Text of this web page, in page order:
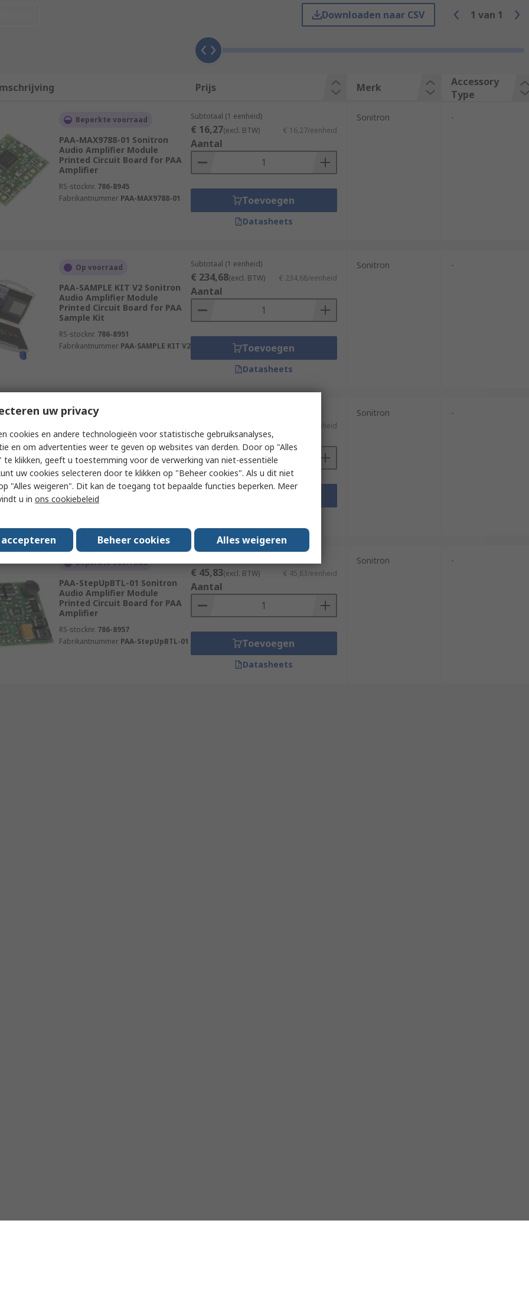
which boost an electric current within a circuit. They are used to increase or amplify a signal
input signal and the output signal power you wish to achieve from your amplifier. This is often
Downloaden naar CSV 1 van 1
Prijs Merk
Accessory
Type
Beperkte voorraad
PAA-MAX9788-01 Sonitron
Audio Amplifier Module
Printed Circuit Board for PAA
Amplifier
RS-stocknr. 786-8945
Fabrikantnummer PAA-MAX9788-01
Subtotaal (1 eenheid)
€ 16,27(excl. BTW) € 16,27/eenheid
Aantal
Toevoegen
Datasheets
Sonitron -
Op voorraad
PAA-SAMPLE KIT V2 Sonitron
Audio Amplifier Module
Printed Circuit Board for PAA
Sample Kit
RS-stocknr. 786-8951
Fabrikantnummer PAA-SAMPLE KIT V2
Subtotaal (1 eenheid)
€ 234,68(excl. BTW) € 234,68/eenheid
Aantal
Toevoegen
Datasheets
Sonitron -
Beperkte voorraad
PAA-LT3469-01 Sonitron Audio
Amplifier Module Printed
Circuit Board for PAA Amplifier
RS-stocknr.786-8941
FabrikantnummerPAA-LT3469-01
€ 19,32/eenheid
Aantal
Toevoegen
Sonitron -
Beperkte voorraad
PAA-StepUpBTL-01 Sonitron
Audio Amplifier Module
Printed Circuit Board for PAA
Amplifier
RS-stocknr. 786-8957
Fabrikantnummer PAA-StepUpBTL-01
€ 45,83(excl. BTW) € 45,83/eenheid
Aantal
Toevoegen
Datasheets
Sonitron -
uw privacy
cookies en andere technologieën voor statistische gebruiksanalyses,
en om advertenties weer te geven op websites van derden. Door op "Alles
te klikken, geeft u toestemming voor de verwerking van niet-essentiële
uw cookies selecteren door te klikken op "Beheer cookies". Als u dit niet
"Alles weigeren". Dit kan de toegang tot bepaalde functies beperken. Meer
u in ons cookiebeleid
Beheer cookies Alles weigeren